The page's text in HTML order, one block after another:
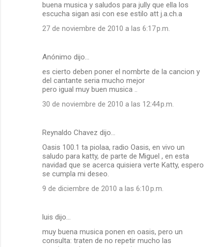
buena musica y saludos para jully que ella los
escucha sigan asi con ese estilo att j.a.ch.a
27 de noviembre de 2010 a las 6:17 p.m.
Anónimo dijo…
es cierto deben poner el nombrte de la cancion y
del cantante seria mucho mejor
pero igual muy buen musica ..
30 de noviembre de 2010 a las 12:44 p.m.
Reynaldo Chavez dijo…
Oasis 100.1 ta piolaa, radio Oasis, en vivo un
saludo para katty, de parte de Miguel , en esta
navidad que se acerca quisiera verte Katty, espero
se cumpla mi deseo.
9 de diciembre de 2010 a las 6:10 p.m.
luis dijo…
muy buena musica ponen en oasis, pero un
consulta: traten de no repetir mucho las